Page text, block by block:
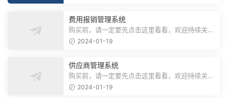
费用报销管理系统
购买前，请一定要先点击这里看看，欢迎持续关
注，精彩模板每天推送预览结束，需要...
2024-01-19
供应商管理系统
购买前，请一定要先点击这里看看，欢迎持续关
注，精彩模板每天推送预览结束，需要...
2024-01-19